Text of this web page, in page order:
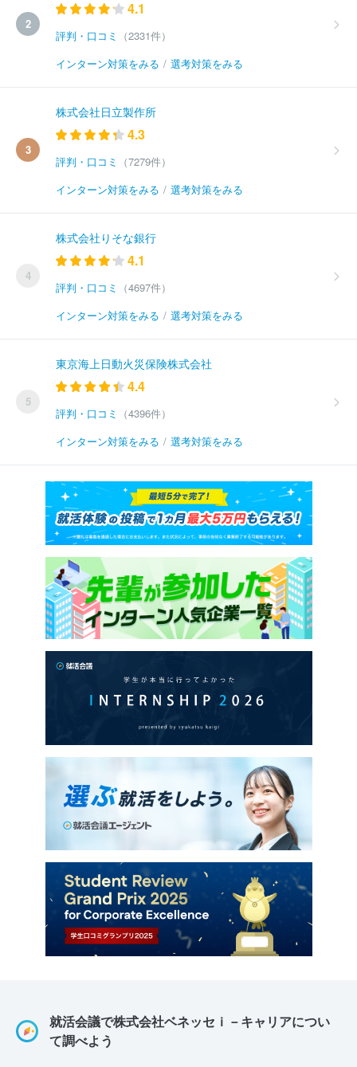
2
4.1
評判・口コミ
（2331件）
インターン対策をみる / 選考対策をみる
3
株式会社日立製作所
4.3
評判・口コミ
（7279件）
インターン対策をみる / 選考対策をみる
4
株式会社りそな銀行
4.1
評判・口コミ
（4697件）
インターン対策をみる / 選考対策をみる
5
東京海上日動火災保険株式会社
4.4
評判・口コミ
（4396件）
インターン対策をみる / 選考対策をみる
就活会議で株式会社ベネッセｉ－キャリアについ
て調べよう